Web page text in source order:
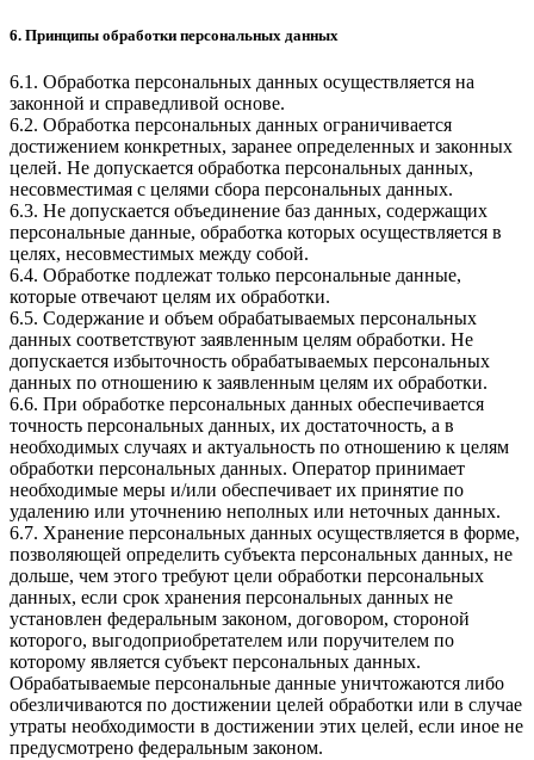
6. Принципы обработки персональных данных
6.1. Обработка персональных данных осуществляется на
законной и справедливой основе.
6.2. Обработка персональных данных ограничивается
достижением конкретных, заранее определенных и законных
целей. Не допускается обработка персональных данных,
несовместимая с целями сбора персональных данных.
6.3. Не допускается объединение баз данных, содержащих
персональные данные, обработка которых осуществляется в
целях, несовместимых между собой.
6.4. Обработке подлежат только персональные данные,
которые отвечают целям их обработки.
6.5. Содержание и объем обрабатываемых персональных
данных соответствуют заявленным целям обработки. Не
допускается избыточность обрабатываемых персональных
данных по отношению к заявленным целям их обработки.
6.6. При обработке персональных данных обеспечивается
точность персональных данных, их достаточность, а в
необходимых случаях и актуальность по отношению к целям
обработки персональных данных. Оператор принимает
необходимые меры и/или обеспечивает их принятие по
удалению или уточнению неполных или неточных данных.
6.7. Хранение персональных данных осуществляется в форме,
позволяющей определить субъекта персональных данных, не
дольше, чем этого требуют цели обработки персональных
данных, если срок хранения персональных данных не
установлен федеральным законом, договором, стороной
которого, выгодоприобретателем или поручителем по
которому является субъект персональных данных.
Обрабатываемые персональные данные уничтожаются либо
обезличиваются по достижении целей обработки или в случае
утраты необходимости в достижении этих целей, если иное не
предусмотрено федеральным законом.